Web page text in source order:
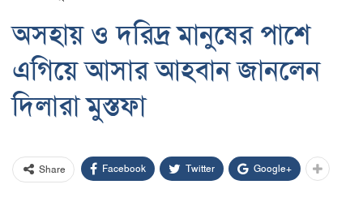
অসহায় ও দরিদ্র মানুষের পাশে
এগিয়ে আসার আহবান জানলেন
দিলারা মুস্তফা
Share Facebook Twitter Google+